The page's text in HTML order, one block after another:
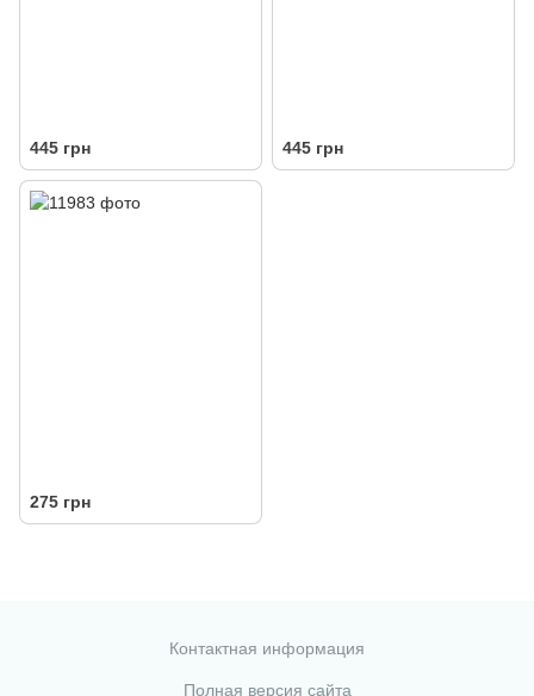
445 грн 445 грн
275 грн
Контактная информация
Полная версия сайта